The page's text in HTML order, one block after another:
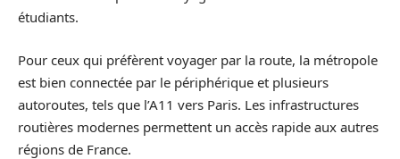
étudiants.
Pour ceux qui préfèrent voyager par la route, la métropole
est bien connectée par le périphérique et plusieurs
autoroutes, tels que l’A11 vers Paris. Les infrastructures
routières modernes permettent un accès rapide aux autres
régions de France.